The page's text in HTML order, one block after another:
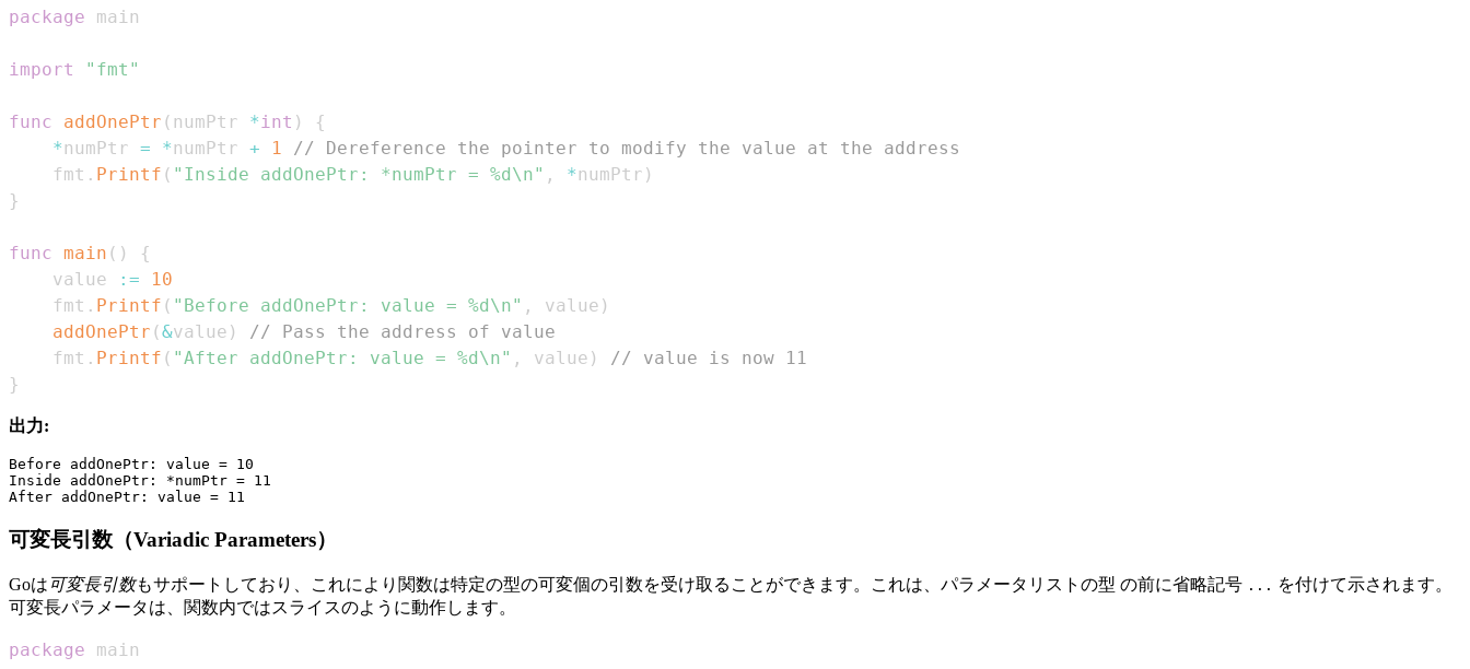
package
import "fmt"
func addOnePtr ( numPtr *int )
{
*numPtr = *numPtr + 1
// Dereference the pointer to modify the value at the address
    fmt
. Printf ( "Inside addOnePtr: *numPtr = %d\n" , *numPtr )
}
func main ( )
{
    value
:=
10
    fmt
. Printf ( "Before addOnePtr: value = %d\n" , value )
addOnePtr (&value )
// Pass the address of value
    fmt
. Printf ( "After addOnePtr: value = %d\n" , value )
// value is now 11
}
出力:
Before addOnePtr: value = 10
Inside addOnePtr: *numPtr = 11
可変長引数（Variadic Parameters）
Goは 可変長引数もサポートしており、これにより関数は特定の型の可変個の引数を受け取ることができます。これは、パラメータリストの型 の前に省略記号 ... を付けて示されます。
可変長パラメータは、関数内ではスライスのように動作します。
package